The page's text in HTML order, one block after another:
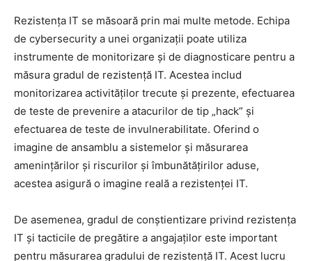
Rezistența IT se măsoară prin mai multe metode. Echipa
de cybersecurity a unei organizații poate utiliza
instrumente de monitorizare și de diagnosticare pentru a
măsura gradul de rezistență IT. Acestea includ
monitorizarea activităților trecute și prezente, efectuarea
de teste de prevenire a atacurilor de tip „hack” și
efectuarea de teste de invulnerabilitate. Oferind o
imagine de ansamblu a sistemelor și măsurarea
amenințărilor și riscurilor și îmbunătățirilor aduse,
acestea asigură o imagine reală a rezistenței IT.
De asemenea, gradul de conștientizare privind rezistența
IT și tacticile de pregătire a angajaților este important
pentru măsurarea gradului de rezistență IT. Acest lucru